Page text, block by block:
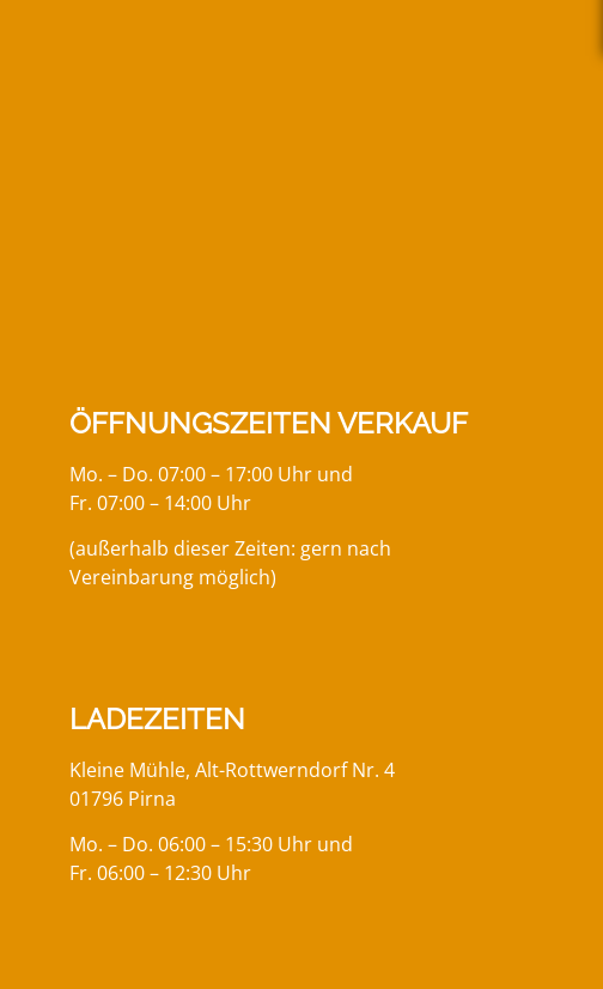
ÖFFNUNGSZEITEN VERKAUF
Mo. – Do. 07:00 – 17:00 Uhr und
Fr. 07:00 – 14:00 Uhr
(außerhalb dieser Zeiten: gern nach
Vereinbarung möglich)
LADEZEITEN
Kleine Mühle, Alt-Rottwerndorf Nr. 4
01796 Pirna
Mo. – Do. 06:00 – 15:30 Uhr und
Fr. 06:00 – 12:30 Uhr